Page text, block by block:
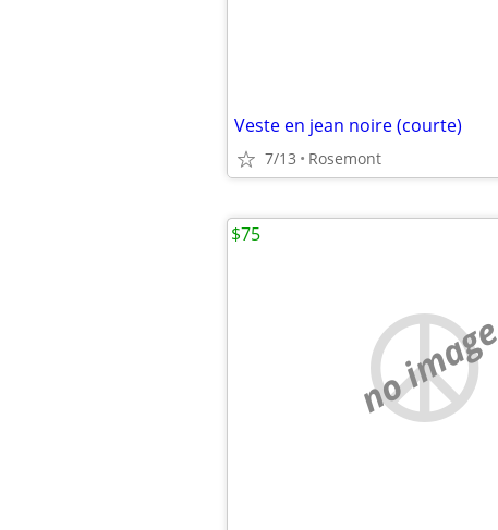
Veste en jean noire (courte)
7/13 Rosemont
no image
$75